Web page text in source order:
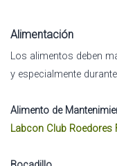
Alimentación
Los alimentos deben
y especialmente
Alimento de
Labcon Club Roedores